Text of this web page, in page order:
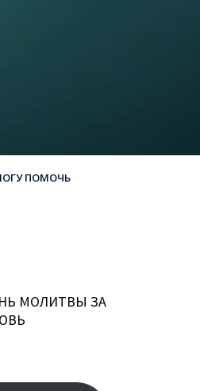
ПОМОЧЬ
МОЛИТВЫ ЗА